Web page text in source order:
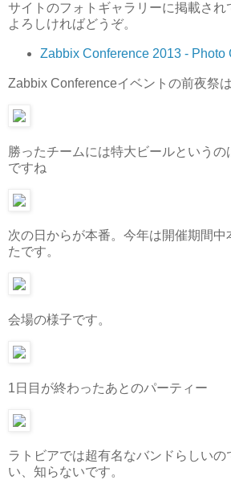
サイトのフォトギャラリーに掲載され
よろしければどうぞ。
Zabbix Conference 2013 - Photo
Zabbix Conferenceイベントの前夜祭
勝ったチームには特大ビールという
ですね
次の日からが本番。今年は開催期間中
たです。
会場の様子です。
1日目が終わったあとのパーティー
ラトビアでは超有名なバンドらしい
い、知らないです。